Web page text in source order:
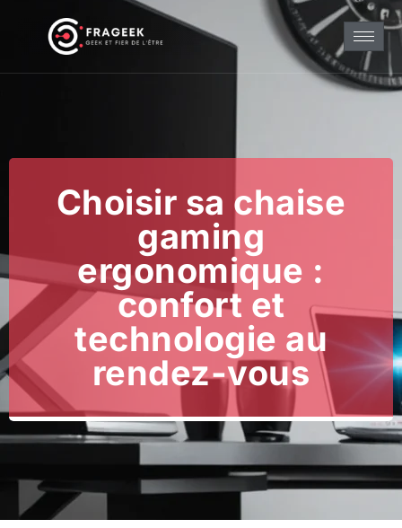
Choisir sa chaise
gaming
ergonomique :
confort et
technologie au
rendez-vous